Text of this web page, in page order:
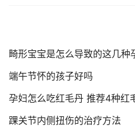
畸形宝宝是怎么导致的这几种
端午节怀的孩子好吗
孕妇怎么吃红毛丹 推荐4种红
踝关节内侧扭伤的治疗方法